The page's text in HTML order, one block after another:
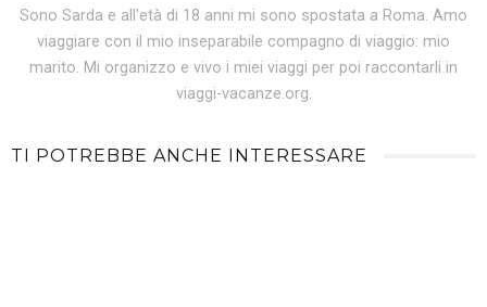
Sono Sarda e all'età di 18 anni mi sono spostata a Roma. Amo
viaggiare con il mio inseparabile compagno di viaggio: mio
marito. Mi organizzo e vivo i miei viaggi per poi raccontarli in
viaggi-vacanze.org.
TI POTREBBE ANCHE INTERESSARE